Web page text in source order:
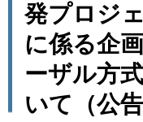
発プロジ
に係る企
ーザル方
いて（公告